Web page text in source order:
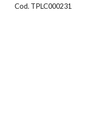
Cod. TPLC000231